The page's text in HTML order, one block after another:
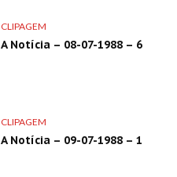
CLIPAGEM
A Notícia – 08-07-1988 – 6
CLIPAGEM
A Notícia – 09-07-1988 – 1